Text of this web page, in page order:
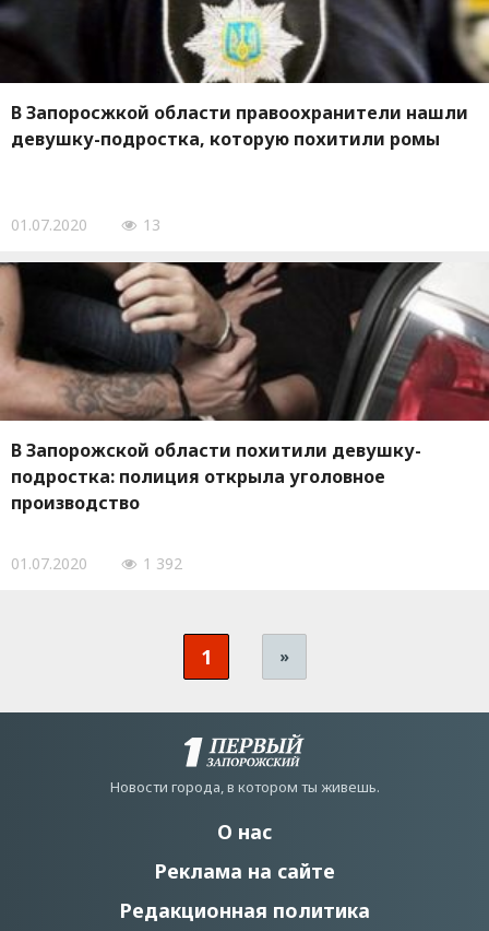
В Запоросжкой области правоохранители нашли
девушку-подростка, которую похитили ромы
01.07.2020 13
В Запорожской области похитили девушку-
подростка: полиция открыла уголовное
производство
01.07.2020 1 392
1 »
Новости города, в котором ты живешь.
О нас
Реклама на сайте
Редакционная политика